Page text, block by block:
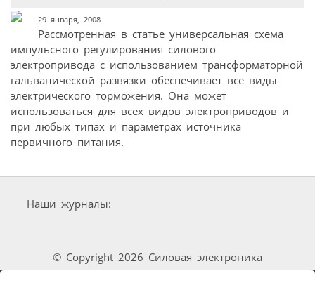
29 января, 2008
Рассмотренная в статье универсальная схема
импульсного регулирования силового
электропривода с использованием трансформаторной
гальванической развязки обеспечивает все виды
электрического торможения. Она может
использоваться для всех видов электроприводов и
при любых типах и параметрах источника
первичного питания.
Наши журналы:
© Copyright 2026 Силовая электроника